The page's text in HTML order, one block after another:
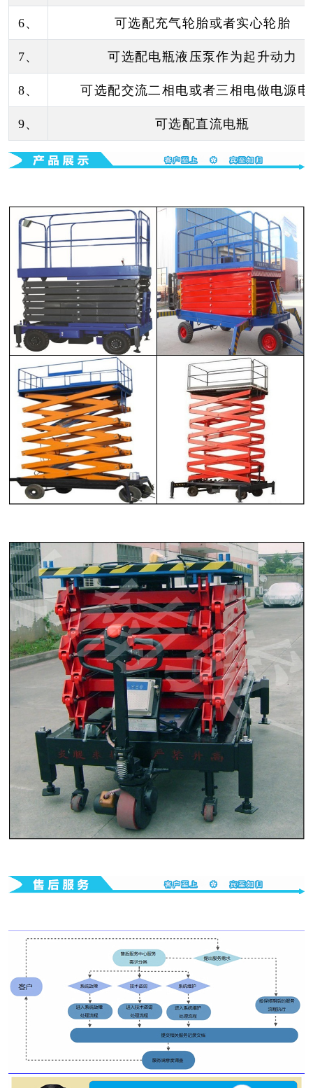
6、 可选配充气轮胎或者实心轮胎
7、 可选配电瓶液压泵作为起升动力
8、 可选配交流二相电或者三相电做电源
9、 可选配直流电瓶